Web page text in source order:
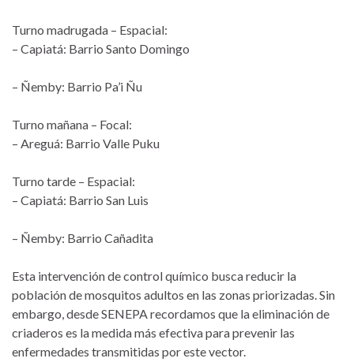
Turno madrugada – Espacial:
– Capiatá: Barrio Santo Domingo
– Ñemby: Barrio Pa’i Ñu
Turno mañana – Focal:
– Areguá: Barrio Valle Puku
Turno tarde – Espacial:
– Capiatá: Barrio San Luis
– Ñemby: Barrio Cañadita
Esta intervención de control químico busca reducir la
población de mosquitos adultos en las zonas priorizadas. Sin
embargo, desde SENEPA recordamos que la eliminación de
criaderos es la medida más efectiva para prevenir las
enfermedades transmitidas por este vector.